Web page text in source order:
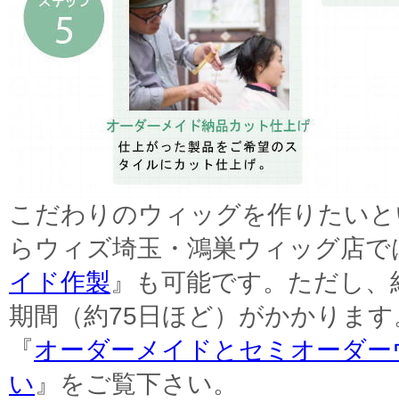
こだわりのウィッグを作りたい
らウィズ埼玉・鴻巣ウィッグ店で
イド作製 』も可能です。ただし
期間（約75日ほど）がかかりま
『オーダーメイドとセミオーダ
い 』をご覧下さい。